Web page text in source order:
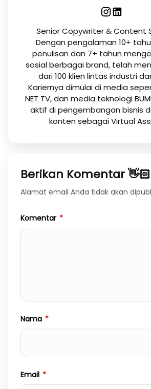
Senior Copywriter & Content
Dengan pengalaman 10+
penulisan dan 7+ tahun
sosial berbagai brand, telah
dari 100 klien lintas industri
Kariernya dimulai di media
NET TV, dan media teknologi
aktif di pengembangan bisnis
konten sebagai Virtual
Berikan Komentar 👋🏻
Alamat email Anda tidak akan
Komentar *
Nama *
Email *